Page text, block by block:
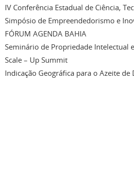
IV Conferência Estadual de Ciência,
Simpósio de Empreendedorismo e
FÓRUM AGENDA BAHIA
Seminário de Propriedade Intelectual
Scale – Up Summit
Indicação Geográfica para o Azeite de